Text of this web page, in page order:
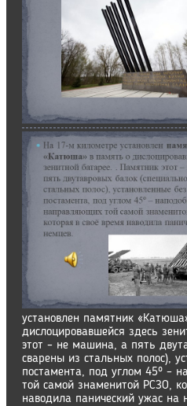
установлен памятник
дислоцировавшейся здесь
этот – не машина, а пять
сварены из стальных полос),
постамента, под углом 45º –
той самой знаменитой РСЗО,
наводила панический ужас на